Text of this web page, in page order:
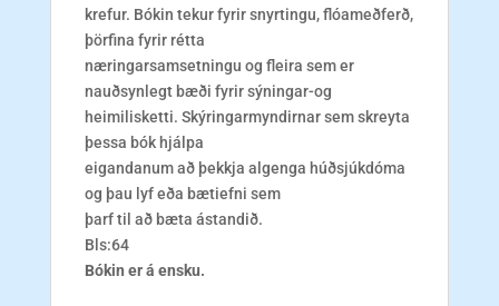
krefur. Bókin tekur fyrir snyrtingu, flóameðferð,
þörfina fyrir rétta
næringarsamsetningu og fleira sem er
nauðsynlegt bæði fyrir sýningar-og
heimilisketti. Skýringarmyndirnar sem skreyta
þessa bók hjálpa
eigandanum að þekkja algenga húðsjúkdóma
og þau lyf eða bætiefni sem
þarf til að bæta ástandið.
Bls:64
Bókin er á ensku.